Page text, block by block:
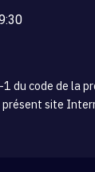
du code de la
présent site